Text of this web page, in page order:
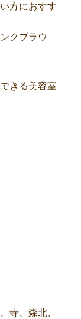
方におすす
クブラウ
きる美容室
寺、森北、